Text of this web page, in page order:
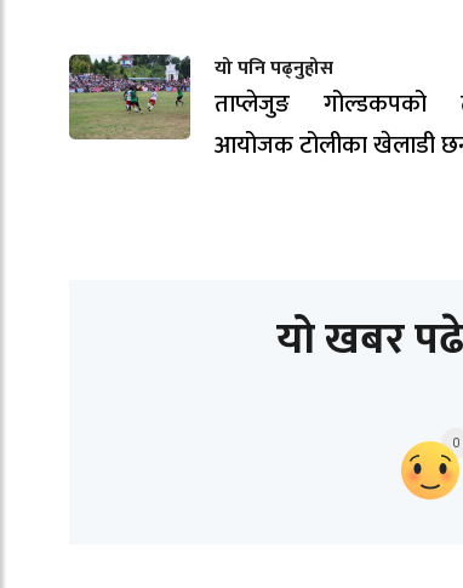
यो पनि पढ्नुहोस
ताप्लेजुङ गोल्डकपको
आयोजक टोलीका खेलाडी
यो खबर
0